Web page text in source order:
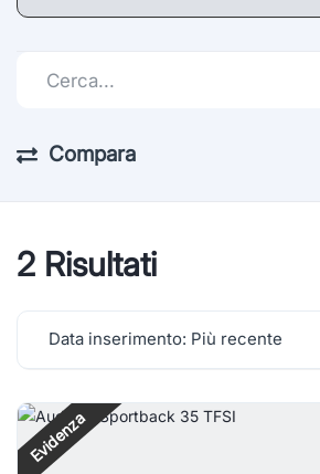
Compara
2 Risultati
Data inserimento: Più recente
Evidenza